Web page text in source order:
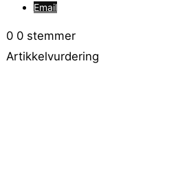
Email
0 0 stemmer
Artikkelvurdering